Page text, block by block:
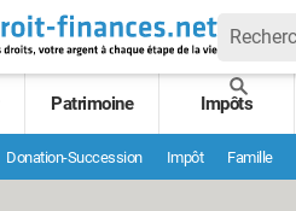
Patrimoine Impôts
Donation-Succession Impôt Famille